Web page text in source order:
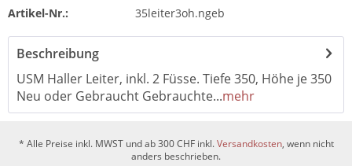
Artikel-Nr.: 35leiter3oh.ngeb
Beschreibung
USM Haller Leiter, inkl. 2 Füsse. Tiefe 350, Höhe je 350
Neu oder Gebraucht Gebrauchte...mehr
* Alle Preise inkl. MWST und ab 300 CHF inkl.Versandkosten, wenn nicht
anders beschrieben.